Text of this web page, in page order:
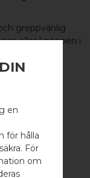
greppvänlig
ellerknoppen i
eller till
en
för hålla
För
om